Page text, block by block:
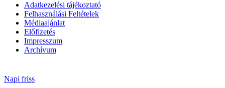
Adatkezelési tájékoztató
Felhasználási Feltételek
Médiaajánlat
Előfizetés
Impresszum
Archívum
Napi friss